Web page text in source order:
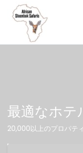
最適なホテ
20,000以上のプロパテ